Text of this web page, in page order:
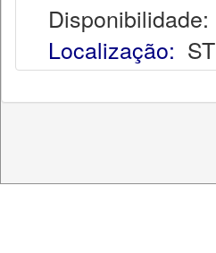
Disponibilidade:
Localização: